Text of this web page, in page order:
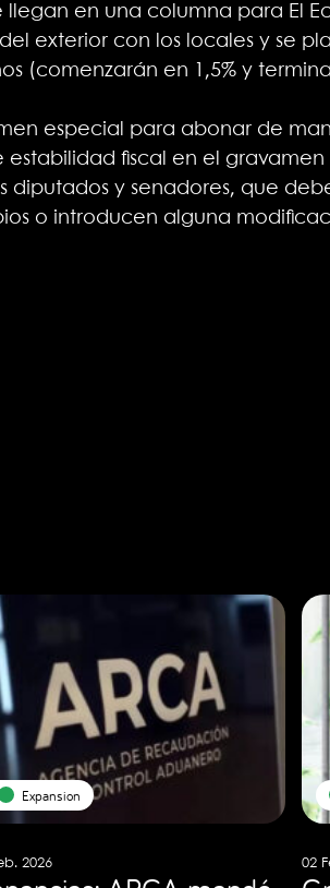
en una columna para El
exterior con los locales y se
(comenzarán en 1,5% y
especial para abonar de
fiscal en el gravamen
diputados y senadores, que
o introducen alguna
Expansion
2026 02